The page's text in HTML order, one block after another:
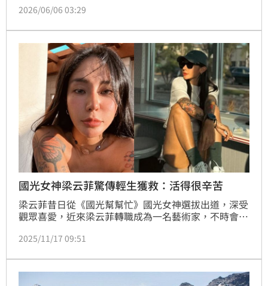
2026/06/06 03:29
國光女神梁云菲驚傳輕生獲救：活得很辛苦
梁云菲昔日從《國光幫幫忙》國光女神選拔出道，深受
觀眾喜愛，近來梁云菲轉職成為一名藝術家，不時會在
中，她吐露被救活心聲，「或許還活著，是我的人生還
2025/11/17 09:51